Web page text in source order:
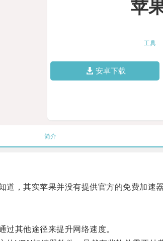
苹
工具
安卓下载
简介
，其实苹果并没有提供官方的免费加速器
其他途径来提升网络速度。